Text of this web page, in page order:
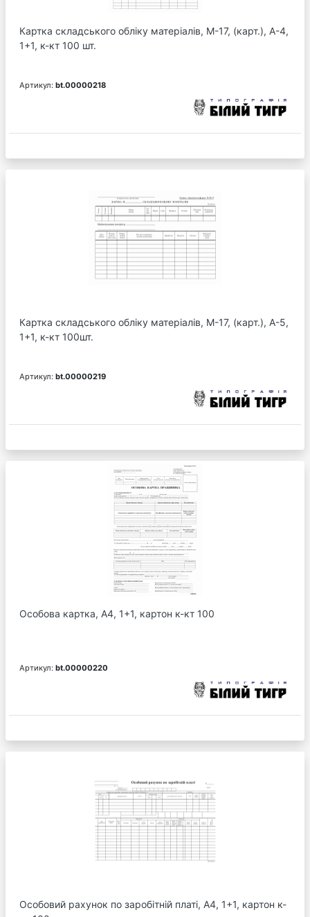
Картка складського обліку матеріалів, М-17, (карт.), А-4,
1+1, к-кт 100 шт.
Артикул: bt.00000218
Картка складського обліку матеріалів, М-17, (карт.), А-5,
1+1, к-кт 100шт.
Артикул: bt.00000219
Особова картка, А4, 1+1, картон к-кт 100
Артикул: bt.00000220
Особовий рахунок по заробітній платі, А4, 1+1, картон к-